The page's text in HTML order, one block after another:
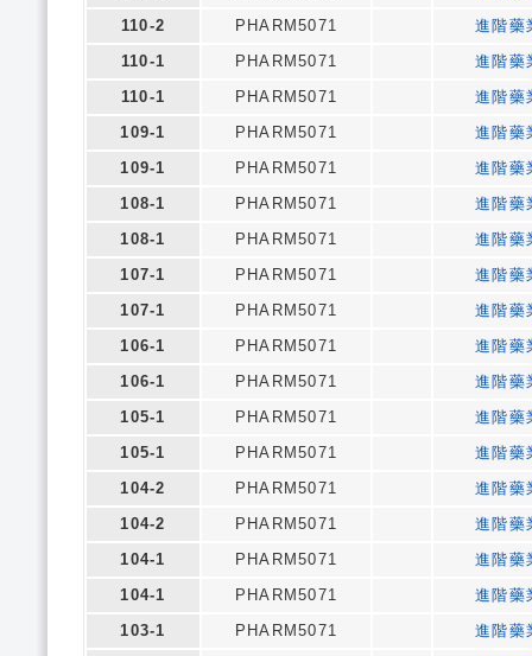
110-2
PHARM5071
進階藥
110-1
PHARM5071
進階藥
110-1
PHARM5071
進階藥
109-1
PHARM5071
進階藥
109-1
PHARM5071
進階藥
108-1
PHARM5071
進階藥
108-1
PHARM5071
進階藥
107-1
PHARM5071
進階藥
107-1
PHARM5071
進階藥
106-1
PHARM5071
進階藥
106-1
PHARM5071
進階藥
105-1
PHARM5071
進階藥
105-1
PHARM5071
進階藥
104-2
PHARM5071
進階藥
104-2
PHARM5071
進階藥
104-1
PHARM5071
進階藥
104-1
PHARM5071
進階藥
103-1
PHARM5071
進階藥